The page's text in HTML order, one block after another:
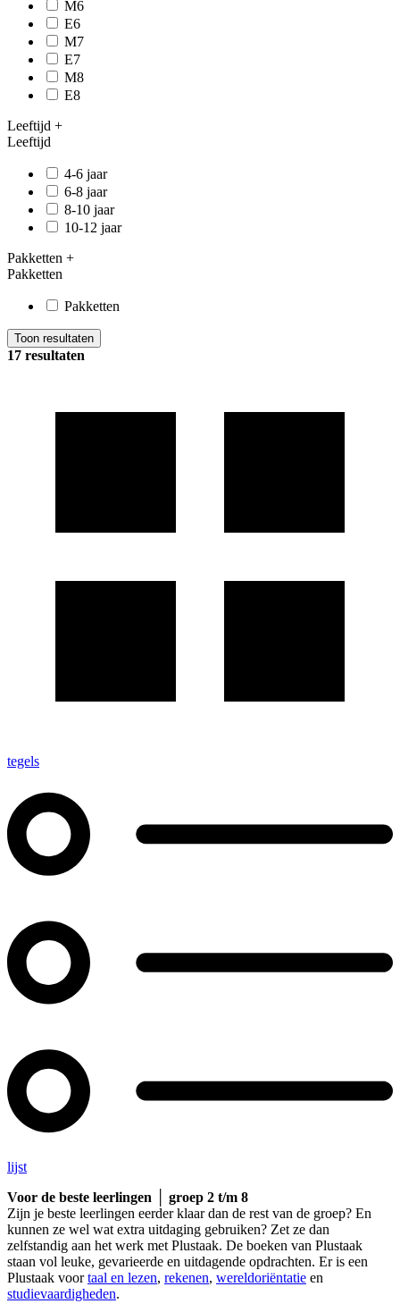
M6
E6
M7
E7
M8
E8
Leeftijd +
Leeftijd
4-6 jaar
6-8 jaar
8-10 jaar
10-12 jaar
Pakketten +
Pakketten
Pakketten
Toon resultaten
17 resultaten
tegels
lijst
Voor de beste leerlingen │ groep 2 t/m 8
Zijn je beste leerlingen eerder klaar dan de rest van de groep? En
kunnen ze wel wat extra uitdaging gebruiken? Zet ze dan
zelfstandig aan het werk met Plustaak. De boeken van Plustaak
staan vol leuke, gevarieerde en uitdagende opdrachten. Er is een
Plustaak voortaal en lezen, rekenen, wereldoriëntatie en
studievaardigheden.